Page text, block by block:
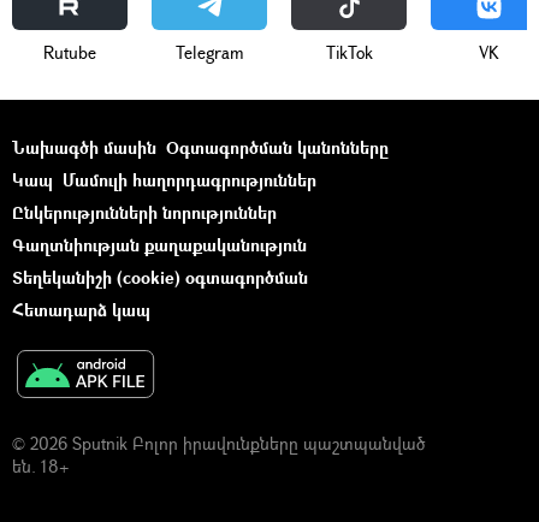
Rutube Telegram ТikТоk VK
Նախագծի մասին Օգտագործման կանոնները
Կապ Մամուլի հաղորդագրություններ
Ընկերությունների նորություններ
Գաղտնիության քաղաքականություն
Տեղեկանիշի (cookie) օգտագործման
Հետադարձ կապ
© 2026 Sputnik Բոլոր իրավունքները պաշտպանված
են. 18+